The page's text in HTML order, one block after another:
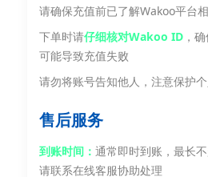
请确保充值前已了解Wakoo平台
下单时请仔细核对Wakoo ID ，
可能导致充值失败
请勿将账号告知他人，注意保护
售后服务
到账时间：通常即时到账，最长
请联系在线客服协助处理